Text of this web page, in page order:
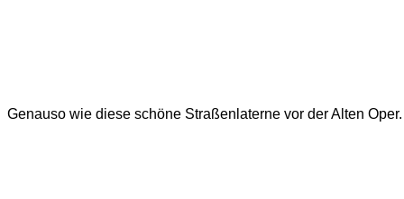
Genauso wie diese schöne Straßenlaterne vor der Alten Oper.